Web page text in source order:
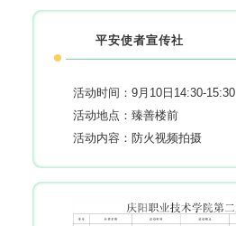
平安使者宣传社
活动时间：9月10日14:30-15:30
活动地点：臻善楼前
活动内容：防火视频拍摄